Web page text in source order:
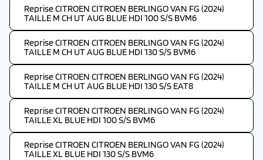
Reprise CITROEN CITROEN BERLINGO VAN FG (2024)
TAILLE M CH UT AUG BLUE HDI 100 S/S BVM6
Reprise CITROEN CITROEN BERLINGO VAN FG (2024)
TAILLE M CH UT AUG BLUE HDI 130 S/S BVM6
Reprise CITROEN CITROEN BERLINGO VAN FG (2024)
TAILLE M CH UT AUG BLUE HDI 130 S/S EAT8
Reprise CITROEN CITROEN BERLINGO VAN FG (2024)
TAILLE XL BLUE HDI 100 S/S BVM6
Reprise CITROEN CITROEN BERLINGO VAN FG (2024)
TAILLE XL BLUE HDI 130 S/S BVM6